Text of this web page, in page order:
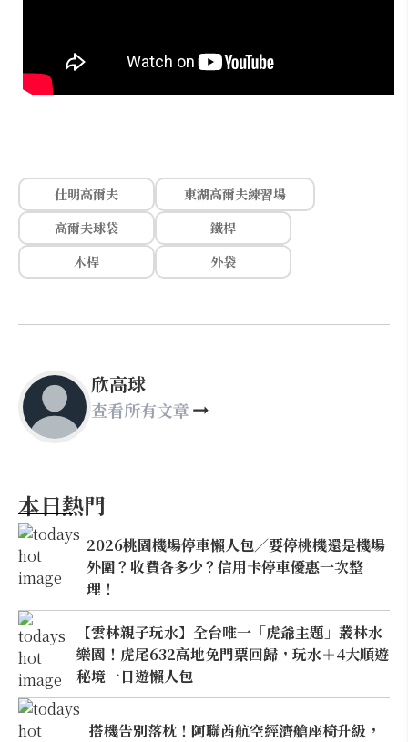
仕明高爾夫
東湖高爾夫練習場
高爾夫球袋
鐵桿
木桿
外袋
欣高球
查看所有文章
本日熱門
2026桃園機場停車懶人包／要停桃機還是機場
外圍？收費各多少？信用卡停車優惠一次整
理！
【雲林親子玩水】全台唯一「虎爺主題」叢林水
樂園！虎尾632高地免門票回歸，玩水＋4大順遊
秘境一日遊懶人包
搭機告別落枕！阿聯酋航空經濟艙座椅升級，